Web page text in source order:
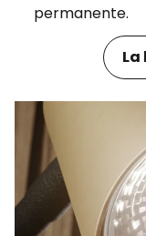
permanente.